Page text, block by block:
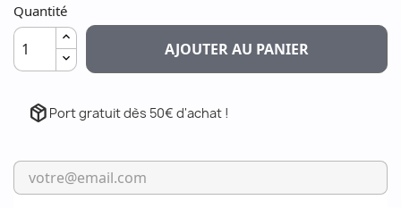
Quantité
AJOUTER AU PANIER
package_2 Port gratuit dès 50€ d'achat !